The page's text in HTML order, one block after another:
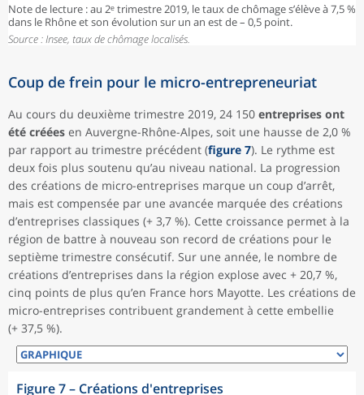
Note de lecture : au 2ᵉ trimestre 2019, le taux de chômage s’élève à 7,5 %
dans le Rhône et son évolution sur un an est de – 0,5 point.
Source : Insee, taux de chômage localisés.
Coup de frein pour le micro-entrepreneuriat
Au cours du deuxième trimestre 2019, 24 150 entreprises ont
été créées en Auvergne-Rhône-Alpes, soit une hausse de 2,0 %
par rapport au trimestre précédent (figure 7). Le rythme est
deux fois plus soutenu qu’au niveau national. La progression
des créations de micro-entreprises marque un coup d’arrêt,
mais est compensée par une avancée marquée des créations
d’entreprises classiques (+ 3,7 %). Cette croissance permet à la
région de battre à nouveau son record de créations pour le
septième trimestre consécutif. Sur une année, le nombre de
créations d’entreprises dans la région explose avec + 20,7 %,
cinq points de plus qu’en France hors Mayotte. Les créations de
micro-entreprises contribuent grandement à cette embellie
(+ 37,5 %).
Figure 7– Créations d'entreprises